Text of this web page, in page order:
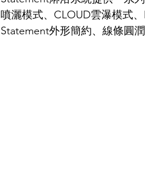
噴灑模式、CLOUD雲瀑模式
Statement外形簡約、線條圓